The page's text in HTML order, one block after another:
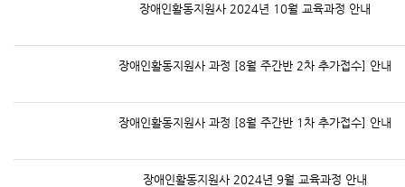
장애인활동지원사 2024년 10월 교육과정 안내
장애인활동지원사 과정 [8월 주간반 2차 추가접수] 안내
장애인활동지원사 과정 [8월 주간반 1차 추가접수] 안내
장애인활동지원사 2024년 9월 교육과정 안내